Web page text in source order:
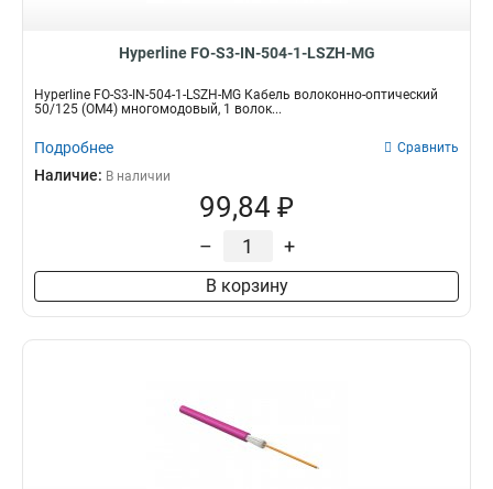
Hyperline FO-S3-IN-504-1-LSZH-MG
Hyperline FO-S3-IN-504-1-LSZH-MG Кабель волоконно-оптический
50/125 (OM4) многомодовый, 1 волок...
Подробнее Сравнить
Наличие: В наличии
99,84 ₽
– +
В корзину